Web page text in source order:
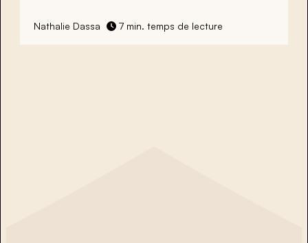
Nathalie Dassa 7 min. temps de lecture